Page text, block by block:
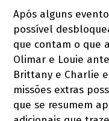
Após alguns
possível
que contam o que
Olimar e Louie
Brittany e Charlie
missões extras
que se resumem